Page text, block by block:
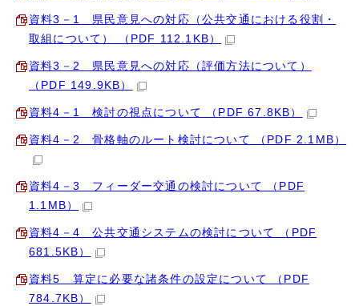
資料3－1 県民意見への対応（公共交通における役割・
取組について） （PDF 112.1KB）
資料3－2 県民意見への対応（評価方法について）
（PDF 149.9KB）
資料4－1 検討の視点について （PDF 67.8KB）
資料4－2 骨格軸のルート検討について （PDF 2.1MB）
資料4－3 フィーダー交通の検討について （PDF
1.1MB）
資料4－4 公共交通システムの検討について （PDF
681.5KB）
資料5 算定に必要な諸条件の設定について （PDF
784.7KB）